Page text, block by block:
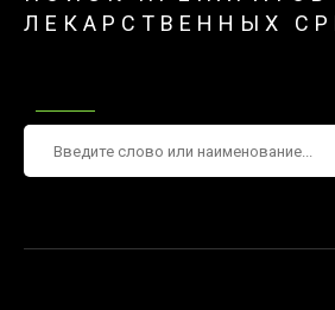
ЛЕКАРСТВЕННЫХ